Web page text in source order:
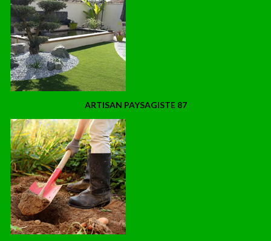
ARTISAN PAYSAGISTE 87